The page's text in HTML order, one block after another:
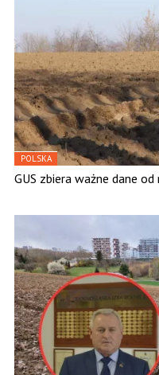
POLSKA
GUS zbiera ważne dane